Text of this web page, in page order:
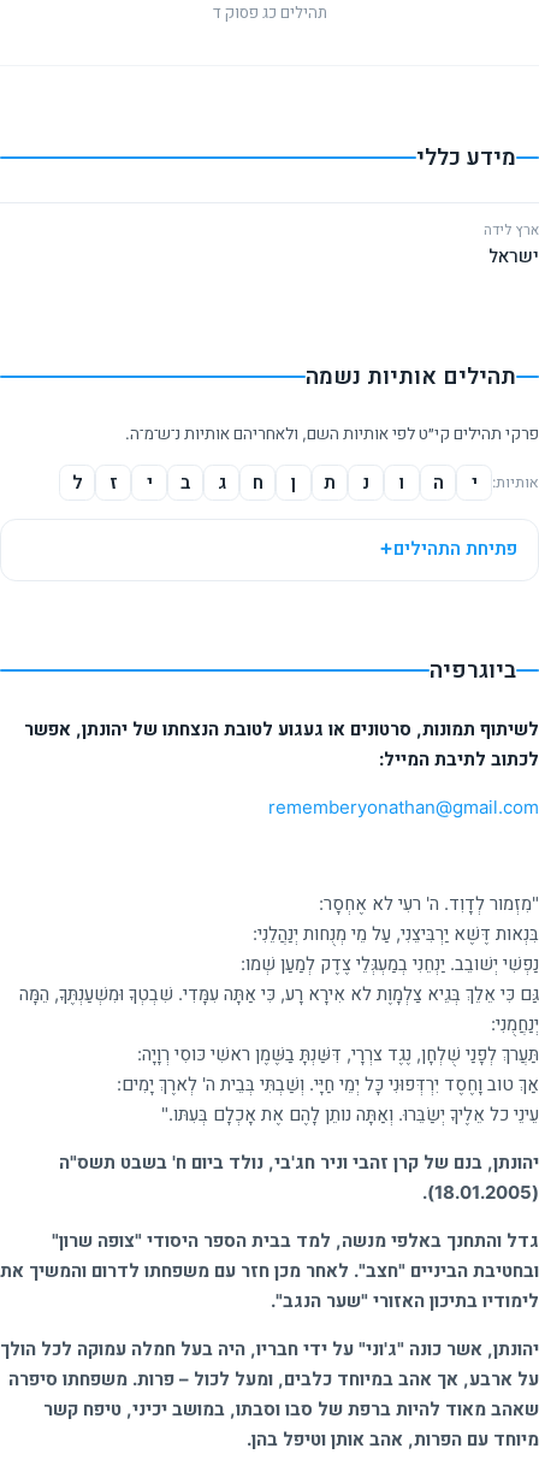
תהילים כג פסוק ד
מידע כללי
ארץ לידה
ישראל
תהילים אותיות נשמה
פרקי תהילים קי״ט לפי אותיות השם, ולאחריהם אותיות נ־ש־מ־ה.
אותיות: י ה ו נ ת ן ח ג ב י ז ל
פתיחת התהילים
ביוגרפיה
לשיתוף תמונות, סרטונים או געגוע לטובת הנצחתו של יהונתן, אפשר
לכתוב לתיבת המייל:
rememberyonathan@gmail.com
"מִזְמור לְדָוִד. ה' רעִי לא אֶחְסָר:
בִּנְאות דֶּשֶׁא יַרְבִּיצֵנִי, עַל מֵי מְנֻחות יְנַהֲלֵנִי:
נַפְשִׁי יְשׁובֵב. יַנְחֵנִי בְמַעְגְּלֵי צֶדֶק לְמַעַן שְׁמו:
גַּם כִּי אֵלֵךְ בְּגֵיא צַלְמָוֶת לא אִירָא רָע, כִּי אַתָּה עִמָּדִי. שִׁבְטְךָ וּמִשְׁעַנְתֶּךָ, הֵמָּה
יְנַחֲמֻנִי:
תַּעֲרךְ לְפָנַי שֻׁלְחָן, נֶגֶד צרְרָי, דִּשַּׁנְתָּ בַשֶּׁמֶן ראשִׁי כּוסִי רְוָיָה:
אַךְ טוב וָחֶסֶד יִרְדְּפוּנִי כָּל יְמֵי חַיָּי. וְשַׁבְתִּי בְּבֵית ה' לְארֶךְ יָמִים:
עֵינֵי כל אֵלֶיךָ יְשַׂבֵּרוּ. וְאַתָּה נותֵן לָהֶם אֶת אָכְלָם בְּעִתּו."
יהונתן, בנם של קרן זהבי וניר חג'בי, נולד ביום ח' בשבט תשס"ה
(18.01.2005).
גדל והתחנך באלפי מנשה, למד בבית הספר היסודי "צופה שרון"
ובחטיבת הביניים "חצב". לאחר מכן חזר עם משפחתו לדרום והמשיך את
לימודיו בתיכון האזורי "שער הנגב".
יהונתן, אשר כונה "ג'וני" על ידי חבריו, היה בעל חמלה עמוקה לכל הולך
על ארבע, אך אהב במיוחד כלבים, ומעל לכול – פרות. משפחתו סיפרה
שאהב מאוד להיות ברפת של סבו וסבתו, במושב יכיני, טיפח קשר
מיוחד עם הפרות, אהב אותן וטיפל בהן.